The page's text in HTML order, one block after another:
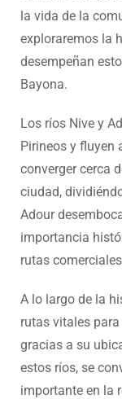
la vida de la
exploraremos la
desempeñan
Bayona.
Los ríos Nive y
Pirineos y fluyen
converger cerca
ciudad,
Adour
importancia
rutas
A lo largo de la
rutas vitales
gracias a su
estos ríos, se
importante en la